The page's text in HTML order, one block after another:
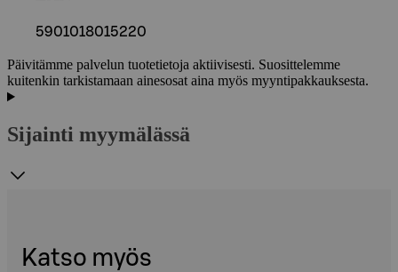
5901018015220
Päivitämme palvelun tuotetietoja aktiivisesti. Suosittelemme
kuitenkin tarkistamaan ainesosat aina myös myyntipakkauksesta.
Sijainti myymälässä
Katso myös